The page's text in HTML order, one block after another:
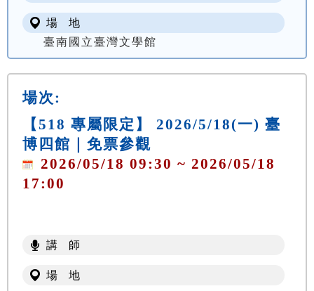
場 地
臺南國立臺灣文學館
場次:
【518 專屬限定】 2026/5/18(一) 臺
博四館｜免票參觀
2026/05/18 09:30 ~ 2026/05/18
17:00
講 師
場 地